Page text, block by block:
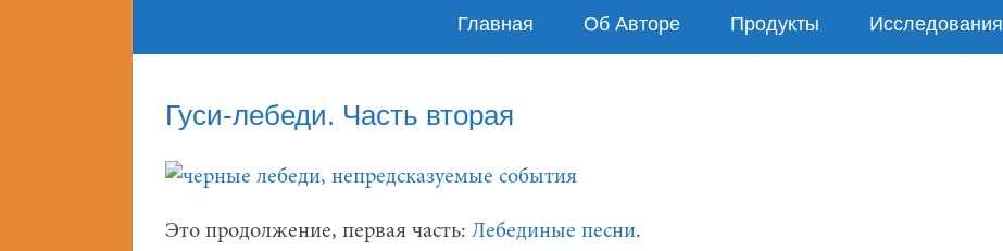
Главная Об Авторе Продукты Исследования
Гуси-лебеди. Часть вторая
Это продолжение, первая часть: Лебединые песни.